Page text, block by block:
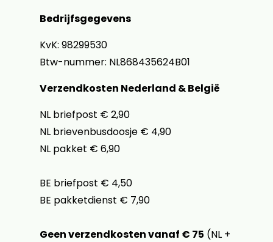
Bedrijfsgegevens
KvK: 98299530
Btw-nummer: NL868435624B01
Verzendkosten Nederland & België
NL briefpost € 2,90
NL brievenbusdoosje € 4,90
NL pakket € 6,90
BE briefpost € 4,50
BE pakketdienst € 7,90
Geen verzendkosten vanaf € 75 (NL +